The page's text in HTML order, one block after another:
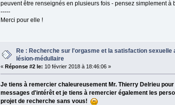
peuvent être renseignés en plusieurs fois - pensez simplement
-----
Merci pour elle !
Re : Recherche sur l'orgasme et la satisfaction sexuelle
lésion-médullaire
« Réponse #2 le: 10 février 2018 à 18:46:06 »
Je tiens à remercier chaleureusement Mr. Thierry Delrieu
messages d'intérêt et je tiens à remercier également les
projet de recherche sans vous!